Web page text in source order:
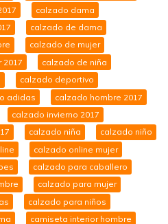
calzado dama
calzado de dama
calzado de mujer
2017
calzado de niña
calzado deportivo
adidas
calzado hombre 2017
calzado invierno 2017
calzado niña
calzado niño
calzado online mujer
calzado para caballero
calzado para mujer
calzado para niños
camiseta interior hombre